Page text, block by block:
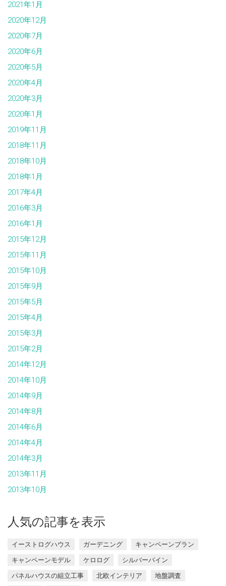
2021年1月
2020年12月
2020年7月
2020年6月
2020年5月
2020年4月
2020年3月
2020年1月
2019年11月
2018年11月
2018年10月
2018年1月
2017年4月
2016年3月
2016年1月
2015年12月
2015年11月
2015年10月
2015年9月
2015年5月
2015年4月
2015年3月
2015年2月
2014年12月
2014年10月
2014年9月
2014年8月
2014年6月
2014年4月
2014年3月
2013年11月
2013年10月
人気の記事を表示
イーストログハウス ガーデニング キャンペーンプラン
キャンペーンモデル ケロログ シルバーパイン
パネルハウスの組立工事 北欧インテリア 地盤調査